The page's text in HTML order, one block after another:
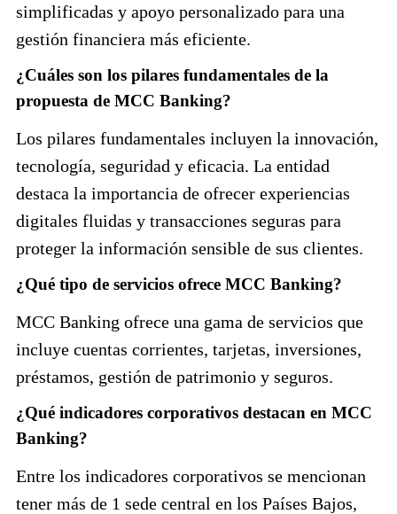
simplificadas y apoyo personalizado para una
gestión financiera más eficiente.
¿Cuáles son los pilares fundamentales de la
propuesta de MCC Banking?
Los pilares fundamentales incluyen la innovación,
tecnología, seguridad y eficacia. La entidad
destaca la importancia de ofrecer experiencias
digitales fluidas y transacciones seguras para
proteger la información sensible de sus clientes.
¿Qué tipo de servicios ofrece MCC Banking?
MCC Banking ofrece una gama de servicios que
incluye cuentas corrientes, tarjetas, inversiones,
préstamos, gestión de patrimonio y seguros.
¿Qué indicadores corporativos destacan en MCC
Banking?
Entre los indicadores corporativos se mencionan
tener más de 1 sede central en los Países Bajos,